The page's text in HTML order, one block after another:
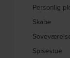
Personlig
Skabe
Spisestue